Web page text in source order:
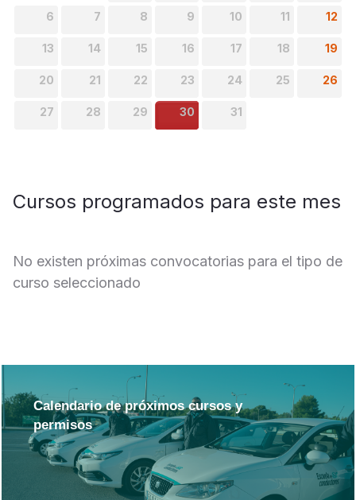
6 7 8 9 10 11 12
13 14 15 16 17 18 19
20 21 22 23 24 25 26
27 28 29 30 31
Cursos programados para este mes
No existen próximas convocatorias para el tipo de
curso seleccionado
Calendario de próximos cursos y
permisos